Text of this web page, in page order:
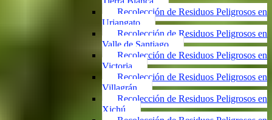
Recolección de Residuos Peligrosos en
Uriangato
Recolección de Residuos Peligrosos en
Valle de Santiago
Recolección de Residuos Peligrosos en
Victoria
Recolección de Residuos Peligrosos en
Villagrán
Recolección de Residuos Peligrosos en
Xichú